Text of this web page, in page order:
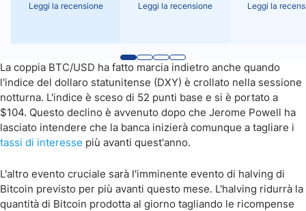
Leggi la recensione Leggi la recensione Leggi la
La coppia BTC/USD ha fatto marcia indietro anche quando
l'indice del dollaro statunitense (DXY) è crollato nella sessione
notturna. L'indice è sceso di 52 punti base e si è portato a
$104. Questo declino è avvenuto dopo che Jerome Powell ha
lasciato intendere che la banca inizierà comunque a tagliare i
tassi di interesse più avanti quest'anno.
L'altro evento cruciale sarà l'imminente evento di halving di
Bitcoin previsto per più avanti questo mese. L'halving ridurrà la
quantità di Bitcoin prodotta al giorno tagliando le ricompense